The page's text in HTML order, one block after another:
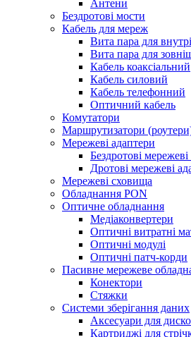
Антени
Бездротові мости
Кабель для мереж
Вита пара для
Вита пара для
Кабель коаксіальний
Кабель силовий
Кабель телефонний
Оптичний кабель
Комутатори
Маршрутизатори
Мережеві адаптери
Бездротові
Дротові мережеві
Мережеві сховища
Обладнання PON
Оптичне обладнання
Медіаконвертери
Оптичні витратні
Оптичні модулі
Оптичні патч-корди
Пасивне мережеве
Конектори
Стяжки
Системи зберігання даних
Аксесуари для
Картриджі для